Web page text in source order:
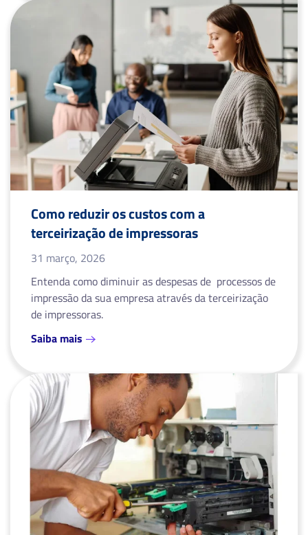
Como reduzir os custos com a
terceirização de impressoras
31 março, 2026
Entenda como diminuir as despesas de processos de
impressão da sua empresa através da terceirização
de impressoras.
Saiba mais